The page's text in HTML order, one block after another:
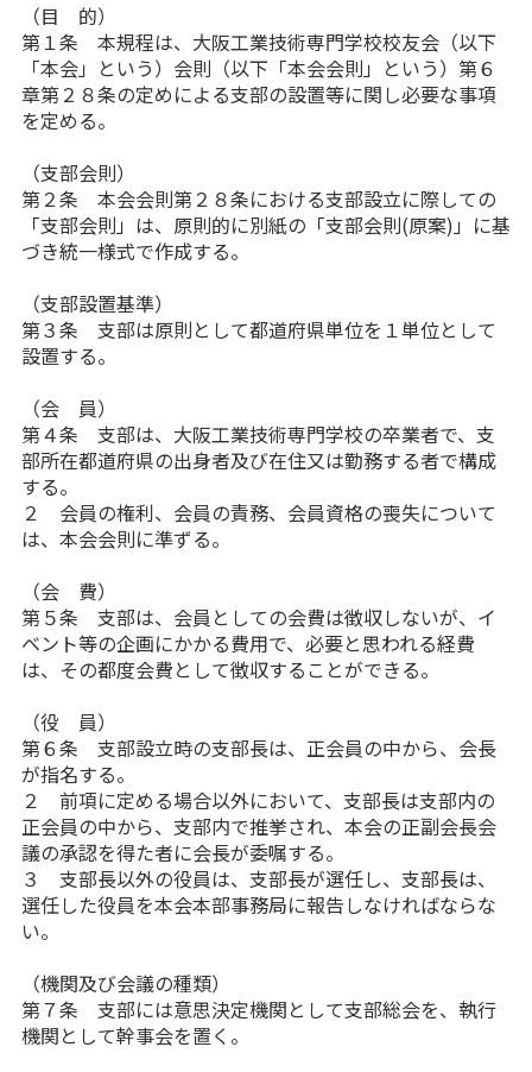
（目 的）
第１条 本規程は、大阪工業技術専門学校校友会（以下
「本会」という）会則（以下「本会会則」という）第６
章第２８条の定めによる支部の設置等に関し必要な事項
を定める。
（支部会則）
第２条 本会会則第２８条における支部設立に際しての
「支部会則」は、原則的に別紙の「支部会則(原案)」に基
づき統一様式で作成する。
（支部設置基準）
第３条 支部は原則として都道府県単位を１単位として
設置する。
（会 員）
第４条 支部は、大阪工業技術専門学校の卒業者で、支
部所在都道府県の出身者及び在住又は勤務する者で構成
する。
２ 会員の権利、会員の責務、会員資格の喪失について
は、本会会則に準ずる。
（会 費）
第５条 支部は、会員としての会費は徴収しないが、イ
ベント等の企画にかかる費用で、必要と思われる経費
は、その都度会費として徴収することができる。
（役 員）
第６条 支部設立時の支部長は、正会員の中から、会長
が指名する。
２ 前項に定める場合以外において、支部長は支部内の
正会員の中から、支部内で推挙され、本会の正副会長会
議の承認を得た者に会長が委嘱する。
３ 支部長以外の役員は、支部長が選任し、支部長は、
選任した役員を本会本部事務局に報告しなければならな
い。
（機関及び会議の種類）
第７条 支部には意思決定機関として支部総会を、執行
機関として幹事会を置く。